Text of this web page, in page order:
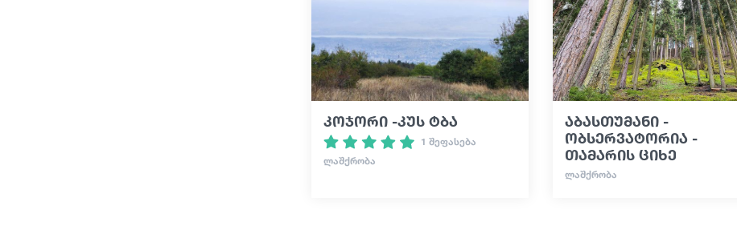
კოჯორი -კუს ტბა
1 შეფასება
ᲚᲐᲨᲥᲠᲝᲑᲐ
აბასთუმანი -
ობსერვატორია -
თამარის ციხე
ᲚᲐᲨᲥᲠᲝᲑᲐ